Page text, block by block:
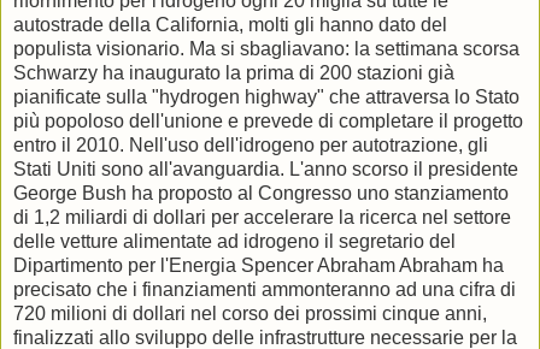
autostrade della California, molti gli hanno dato del
populista visionario. Ma si sbagliavano: la settimana scorsa
Schwarzy ha inaugurato la prima di 200 stazioni già
pianificate sulla "hydrogen highway" che attraversa lo Stato
più popoloso dell'unione e prevede di completare il progetto
entro il 2010. Nell'uso dell'idrogeno per autotrazione, gli
Stati Uniti sono all'avanguardia. L'anno scorso il presidente
George Bush ha proposto al Congresso uno stanziamento
di 1,2 miliardi di dollari per accelerare la ricerca nel settore
delle vetture alimentate ad idrogeno il segretario del
Dipartimento per l'Energia Spencer Abraham Abraham ha
precisato che i finanziamenti ammonteranno ad una cifra di
720 milioni di dollari nel corso dei prossimi cinque anni,
finalizzati allo sviluppo delle infrastrutture necessarie per la